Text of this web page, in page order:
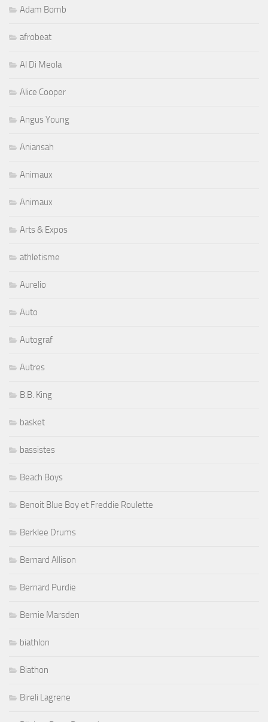
Adam Bomb
afrobeat
Al Di Meola
Alice Cooper
Angus Young
Aniansah
Animaux
Animaux
Arts & Expos
athletisme
Aurelio
Auto
Autograf
Autres
B.B. King
basket
bassistes
Beach Boys
Benoit Blue Boy et Freddie Roulette
Berklee Drums
Bernard Allison
Bernard Purdie
Bernie Marsden
biathlon
Biathon
Bireli Lagrene